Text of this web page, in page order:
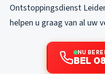
Ontstoppingsdienst
helpen u graag van al uw
NU
BEL